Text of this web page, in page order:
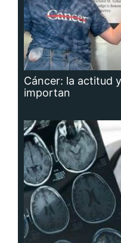
Cáncer: la actitud
importan